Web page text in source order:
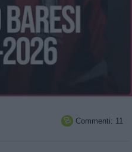
 Commenti: 11